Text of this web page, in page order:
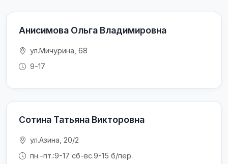
Анисимова Ольга Владимировна
ул.Мичурина, 68
9-17
Сотина Татьяна Викторовна
ул.Азина, 20/2
пн.-пт.:9-17 сб-вс.9-15 б/пер.